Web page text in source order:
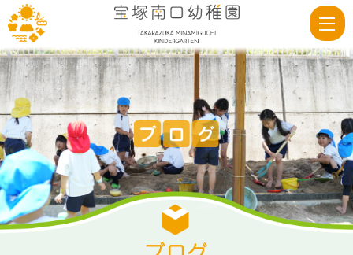
1
月
|
宝
塚
南
口
幼